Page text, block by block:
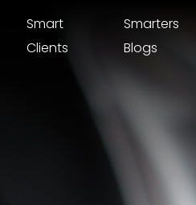
Smart
Clients
Smarters
Blogs